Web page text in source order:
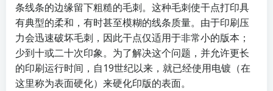
条线条的边缘留下粗糙的毛刺。这种毛刺使干点打印具
有典型的柔和，有时甚至模糊的线条质量。由于印刷压
力会迅速破坏毛刺，因此干点仅适用于非常小的版本；
少到十或二十次印象。为了解决这个问题，并允许更长
的印刷运行时间，自19世纪以来，就已经使用电镀（在
这里称为表面硬化）来硬化印版的表面。